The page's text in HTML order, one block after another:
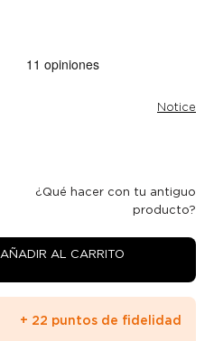
Notice
¿Qué hacer con tu antiguo
producto?
AÑADIR AL CARRITO
+ 22 puntos de fidelidad